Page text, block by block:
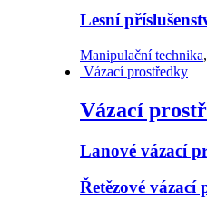
Lesní
Manipulační technika,
Vázací prostředky
Vázací
Lanové vázací
Řetězové vázací